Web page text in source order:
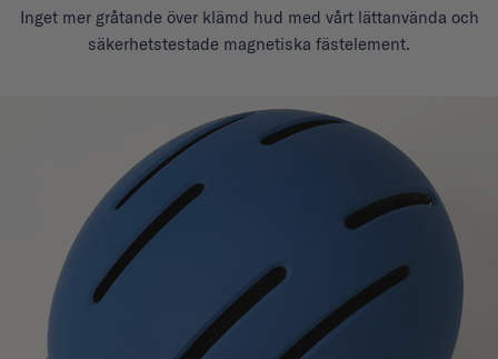
Inget mer gråtande över klämd hud med vårt lättanvända och
säkerhetstestade magnetiska fästelement.